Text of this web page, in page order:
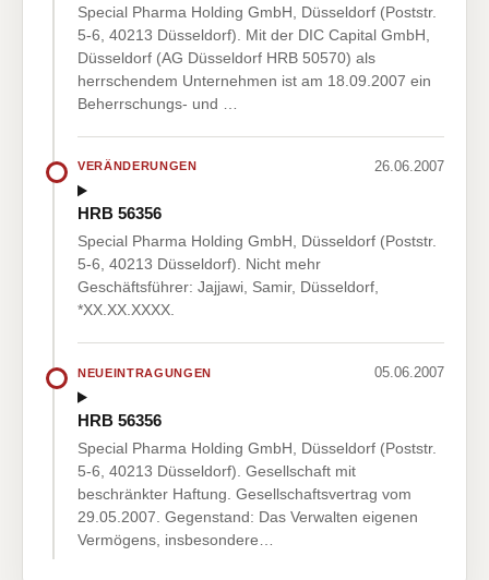
Special Pharma Holding GmbH, Düsseldorf (Poststr.
5-6, 40213 Düsseldorf). Mit der DIC Capital GmbH,
Düsseldorf (AG Düsseldorf HRB 50570) als
herrschendem Unternehmen ist am 18.09.2007 ein
Beherrschungs- und …
VERÄNDERUNGEN 26.06.2007
HRB 56356
Special Pharma Holding GmbH, Düsseldorf (Poststr.
5-6, 40213 Düsseldorf). Nicht mehr
Geschäftsführer: Jajjawi, Samir, Düsseldorf,
*XX.XX.XXXX.
NEUEINTRAGUNGEN 05.06.2007
HRB 56356
Special Pharma Holding GmbH, Düsseldorf (Poststr.
5-6, 40213 Düsseldorf). Gesellschaft mit
beschränkter Haftung. Gesellschaftsvertrag vom
29.05.2007. Gegenstand: Das Verwalten eigenen
Vermögens, insbesondere…